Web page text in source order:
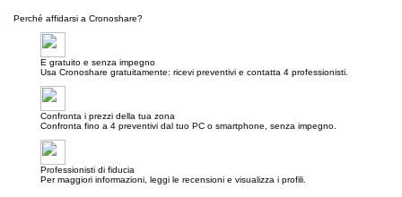
Perché affidarsi a Cronoshare?
E gratuito e senza impegno
Usa Cronoshare gratuitamente: ricevi preventivi e contatta 4 professionisti.
Confronta i prezzi della tua zona
Confronta fino a 4 preventivi dal tuo PC o smartphone, senza impegno.
Professionisti di fiducia
Per maggiori informazioni, leggi le recensioni e visualizza i profili.